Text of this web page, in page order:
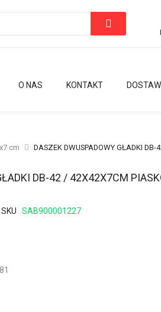
KONTAKT
O NAS
cm DASZEK DWUSPADOWY GŁADKI
DB-42 / 42X42X7CM
SAB900001227